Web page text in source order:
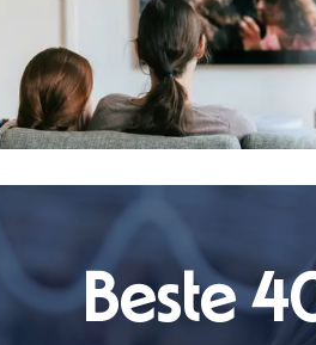
Beste